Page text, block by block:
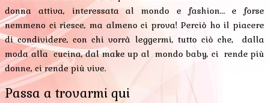
donna attiva, interessata al mondo e fashion... e forse
nemmeno ci riesce, ma almeno ci prova! Perciò ho il piacere
di condividere, con chi vorrà leggermi, tutto ciò che, dalla
moda alla cucina, dal make up al mondo baby, ci rende più
donne, ci rende più vive.
Passa a trovarmi qui